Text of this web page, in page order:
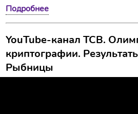
Подробнее
YouTube-канал ТСВ.
криптографии.
Рыбницы